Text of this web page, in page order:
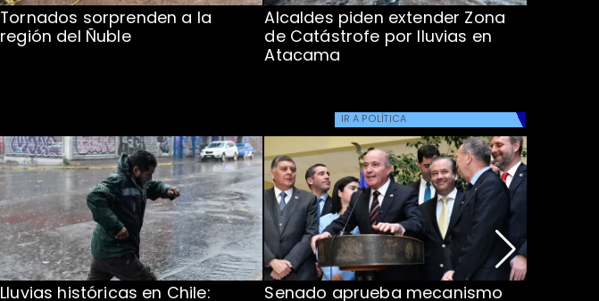
Tornados sorprenden a la
región del Ñuble
Alcaldes piden extender Zona
de Catástrofe por lluvias en
Atacama
IR A POLÍTICA
Lluvias históricas en Chile:
Senado aprueba mecanismo